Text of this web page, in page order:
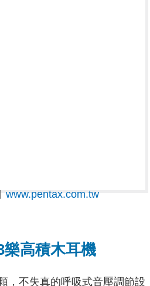
www.pentax.com.tw
高積木耳機
，不失真的呼吸式音壓調節設